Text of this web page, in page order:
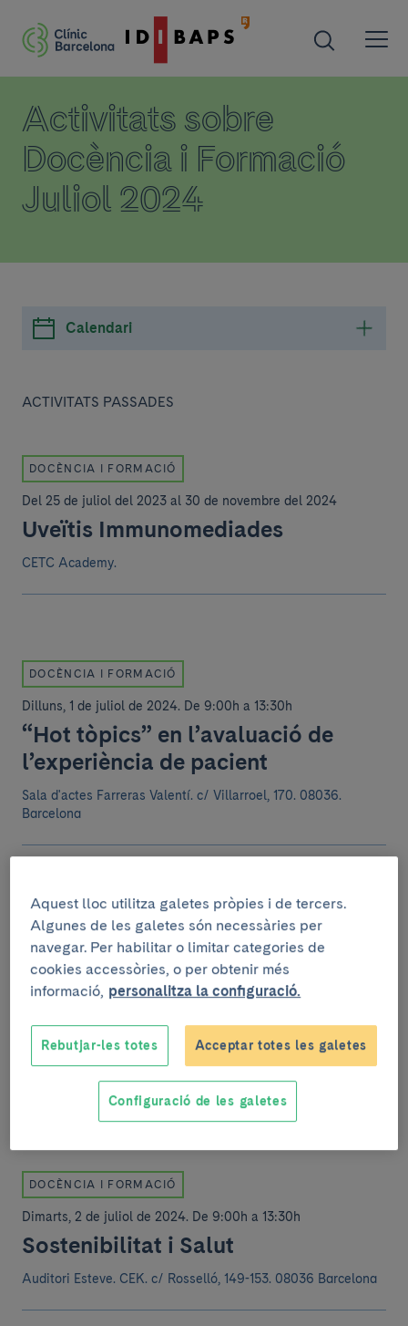
Activitats sobre
Docència i Formació
Juliol 2024
Calendari
ACTIVITATS PASSADES
DOCÈNCIA I FORMACIÓ
Del 25 de juliol del 2023 al 30 de novembre del 2024
Uveïtis Immunomediades
CETC Academy.
DOCÈNCIA I FORMACIÓ
Dilluns, 1 de juliol de 2024. De 9:00h a 13:30h
“Hot tòpics” en l’avaluació de
l’experiència de pacient
Sala d'actes Farreras Valentí. c/ Villarroel, 170. 08036.
Barcelona
DOCÈNCIA I FORMACIÓ
Dilluns, 1 de juliol de 2024 . De 10:00h a 14:30h
Fundraising i Salut: Analitzant
noves tendències
DOCÈNCIA I FORMACIÓ
Dimarts, 2 de juliol de 2024. De 9:00h a 13:30h
Sostenibilitat i Salut
Auditori Esteve. CEK. c/ Rosselló, 149-153. 08036 Barcelona
Aquest lloc utilitza galetes pròpies i de tercers.
Algunes de les galetes són necessàries per
navegar. Per habilitar o limitar categories de
cookies accessòries, o per obtenir més
informació, personalitza la configuració.
Rebutjar-les totes Acceptar totes les galetes
Configuració de les galetes